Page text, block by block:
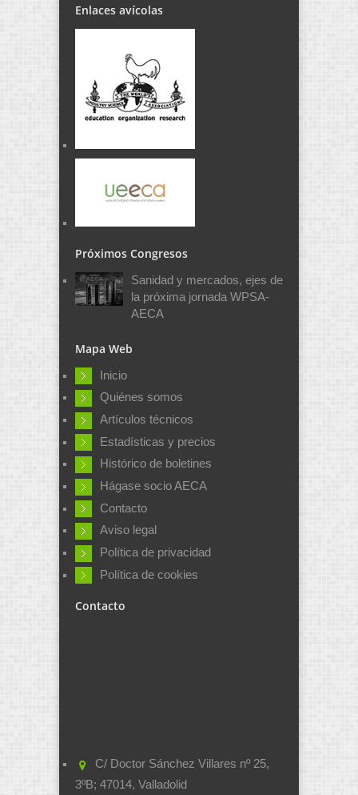
Enlaces avícolas
Próximos Congresos
Sanidad y mercados, ejes de
la próxima jornada WPSA-
AECA
Mapa Web
Inicio
Quiénes somos
Artículos técnicos
Estadísticas y precios
Histórico de boletines
Hágase socio AECA
Contacto
Aviso legal
Política de privacidad
Política de cookies
Contacto
C/ Doctor Sánchez Villares nº 25,
3ºB; 47014, Valladolid